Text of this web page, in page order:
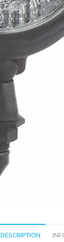
DESCRIPTION